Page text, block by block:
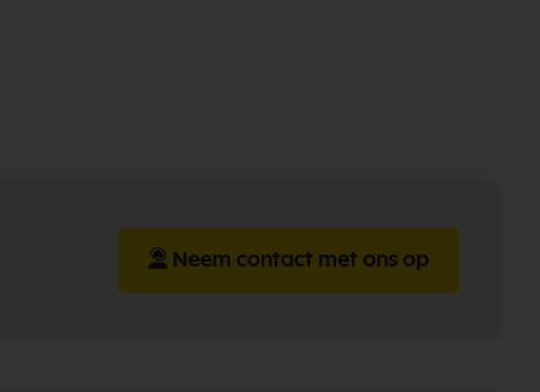
Neem contact met ons op